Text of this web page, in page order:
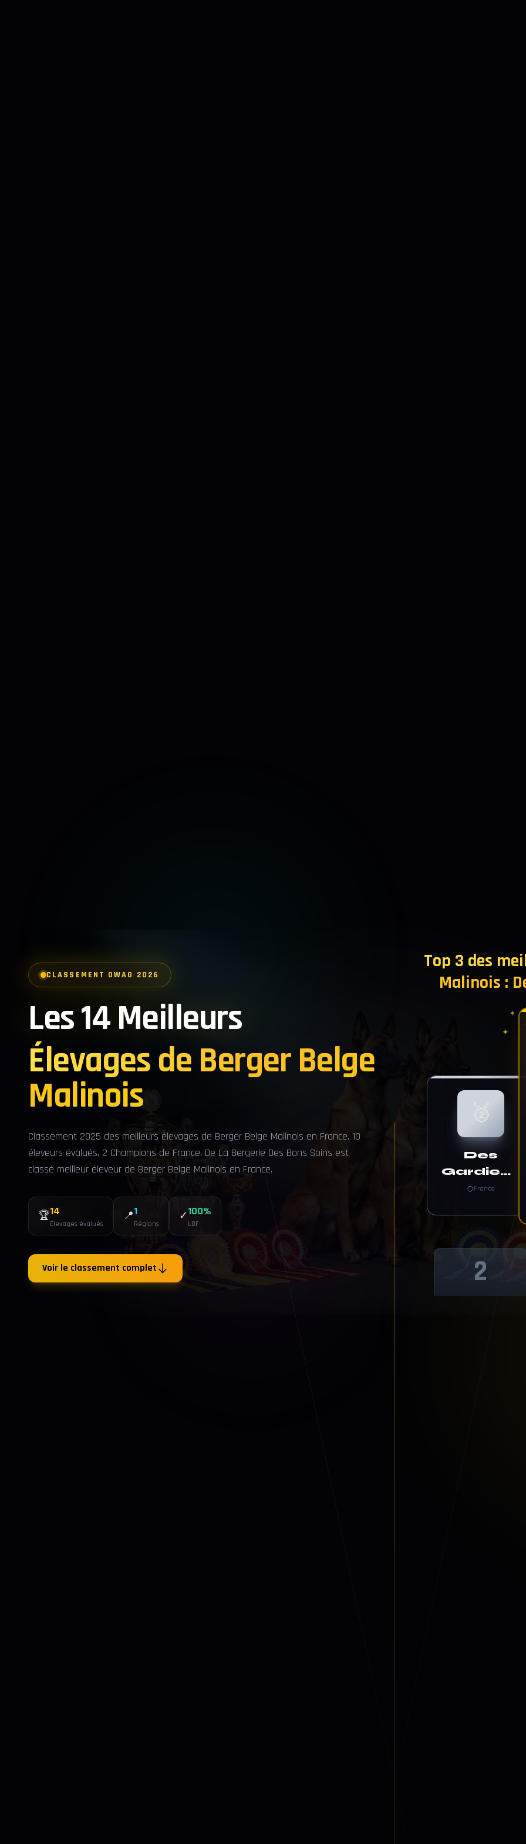
CLASSEMENT OWAG 2026
Les 14 Meilleurs
Élevages de Berger Belge
Malinois
Classement 2025 des meilleurs élevages de Berger Belge Malinois en France. 10
éleveurs évalués, 2 Champions de France. De La Bergerie Des Bons Soins est
classé meilleur éleveur de Berger Belge Malinois en France.
🏆14
Élevages évalués
📍1
Régions
✓100%
LOF
Voir le classement complet
Top 3 des
Malinois :
✦
✦
✦ ✦
🥈
Des
Gardiens
De La
France
2